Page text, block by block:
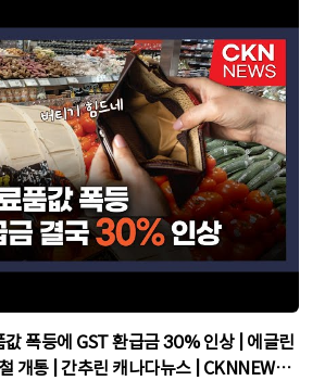
등에 GST 환급금 30% 인상 | 에글린
개통 | 간추린 캐나다뉴스 | CKNNEWS,